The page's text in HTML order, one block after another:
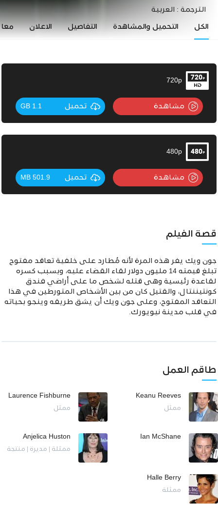
الترجمة : العربية
الكل التحميل والمشاهدة التفاصيل الاعلان
720p
مشاهدة تحميل 1.1 GB
480p
مشاهدة تحميل 501.9 MB
قصة الفيلم
جون ويك يفر هذه المرة ﻷنه مُطارد على خلفية تعاقد مفتوح
تبلغ قيمته 14 مليون دولار لقاء القضاء عليه، وبسبب كسره
لقاعدة رئيسية وهى قتله لشخص ما على أراضي فندق
كونتيننتال، والقتيل كان من بين اﻷشخاص المتورطين في هذا
التعاقد المفتوح، وعلى جون ويك أن يشق طريقه وينجو بحياته
في قلب مدينة نيويورك.
طاقم العمل
Keanu Reeves
ممثل
Laurence Fishburne
ممثل
Ian McShane
Anjelica Huston
ممثلة | مديرة | منتجة
Halle Berry
ممثلة